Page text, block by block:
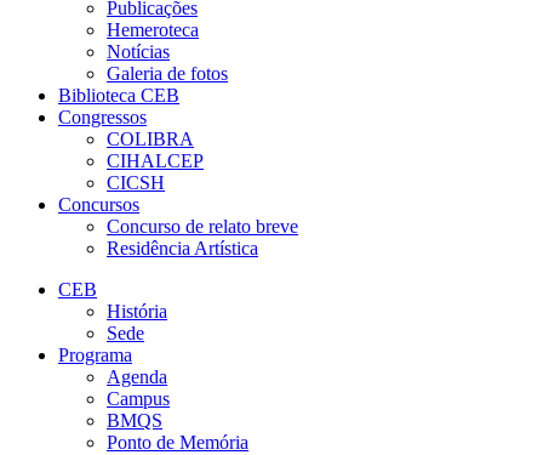
Publicações
Hemeroteca
Notícias
Galeria de fotos
Biblioteca CEB
Congressos
COLIBRA
CIHALCEP
CICSH
Concursos
Concurso de relato breve
Residência Artística
CEB
História
Sede
Programa
Agenda
Campus
BMQS
Ponto de Memória